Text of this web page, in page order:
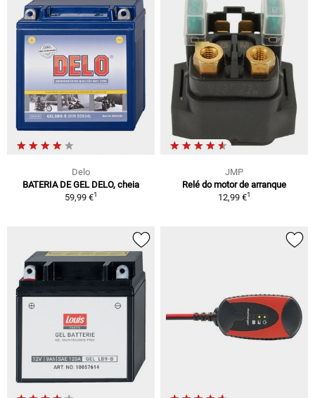
Delo
BATERIA DE GEL DELO, cheia
59,99 €1
JMP
Relé do motor de arranque
12,99 €1